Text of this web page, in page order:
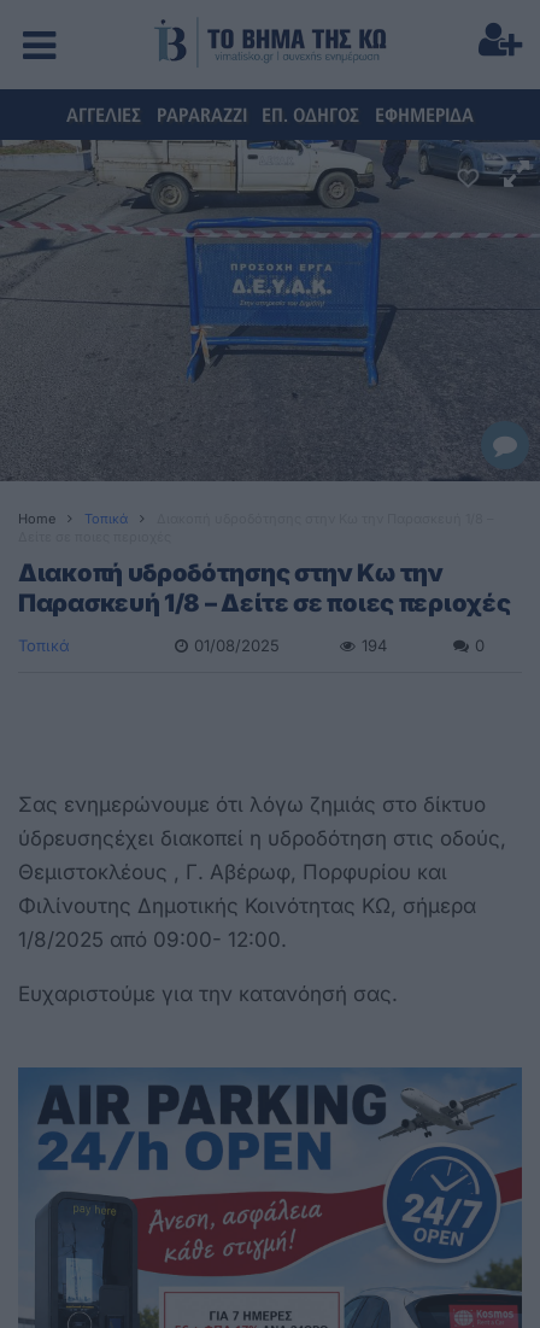
ΑΓΓΕΛΙΕΣ PAPARAZZI ΕΠ. ΟΔΗΓΟΣ ΕΦΗΜΕΡΙΔΑ
Home Τοπικά
Διακοπή υδροδότησης στην Κω την
Παρασκευή 1/8 – Δείτε σε ποιες περιοχές
Τοπικά 01/08/2025 194 0
Σας ενημερώνουμε ότι λόγω ζημιάς στο δίκτυο
ύδρευσηςέχει διακοπεί η υδροδότηση στις οδούς,
Θεμιστοκλέους , Γ. Αβέρωφ, Πορφυρίου και
Φιλίνουτης Δημοτικής Κοινότητας ΚΩ, σήμερα
1/8/2025 από 09:00- 12:00.
Ευχαριστούμε για την κατανόησή σας.